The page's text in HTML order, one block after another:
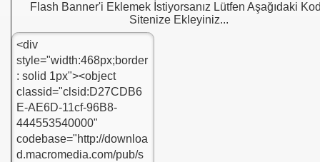
Flash Banner'i Eklemek İstiyorsanız Lütfen Aşağıdaki
Sitenize Ekleyiniz...